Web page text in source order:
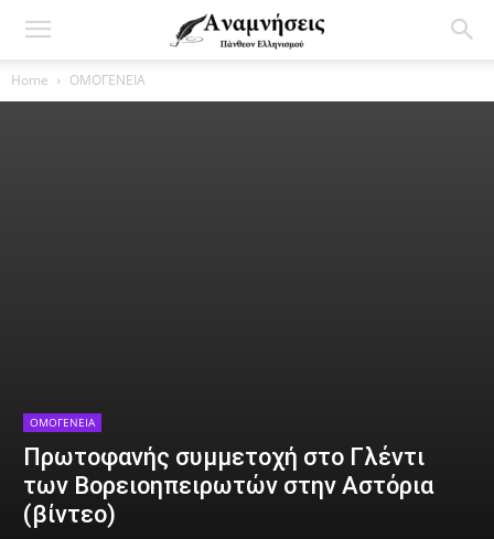
Home ΟΜΟΓΕΝΕΙΑ
ΟΜΟΓΕΝΕΙΑ
Πρωτοφανής συμμετοχή στο Γλέντι
των Βορειοηπειρωτών στην Αστόρια
(βίντεο)